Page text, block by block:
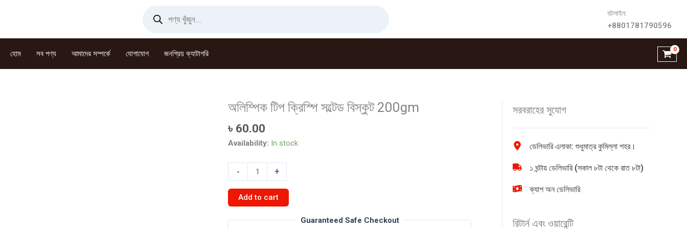
search
হটলাইন:
+8801781790596
হোম সব পণ্য আমাদের সম্পর্কে যোগাযোগ জনপ্রিয় ক্যাটাগরি
অলিম্পিক টিপ ক্রিস্পি সল্টেড বিস্কুট 200gm
৳ 60.00
Availability: In stock
-
টিপ
ক্রিস্পি
সল্টেড
+
Add to cart
Guaranteed Safe Checkout
সরবরাহের সুযোগ
ডেলিভারি এলাকা: শুধুমাত্র কুমিল্লা শহর।
১ ঘন্টায় ডেলিভারি (সকাল ৮টা থেকে রাত ৮টা)
ক্যাশ অন ডেলিভারি
রিটার্ন এবং ওয়ারেন্টি